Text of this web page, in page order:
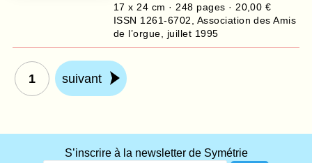
17 x 24 cm · 248 pages · 20,00 €
ISSN 1261-6702
Association des Amis
de l’orgue
juillet 1995
1 suivant
S’inscrire à la newsletter de Symétrie